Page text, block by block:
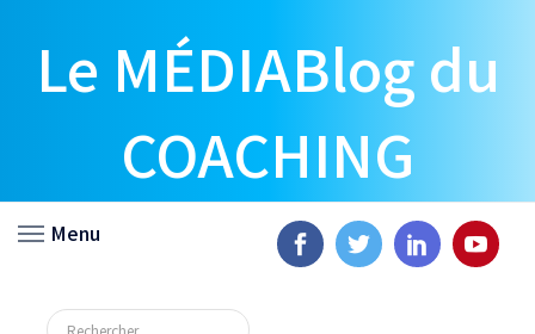
Le MÉDIABlog du
COACHING
Menu